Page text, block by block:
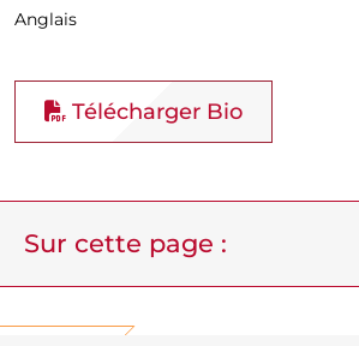
Anglais
Télécharger Bio
Sur cette page :